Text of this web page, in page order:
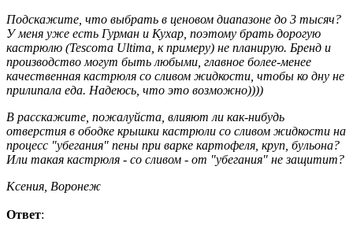
Подскажите, что выбрать в ценовом диапазоне до 3 тысяч?
У меня уже есть Гурман и Кухар, поэтому брать дорогую
кастрюлю (Tescoma Ultima, к примеру) не планирую. Бренд и
производство могут быть любыми, главное более-менее
качественная кастрюля со сливом жидкости, чтобы ко дну не
прилипала еда. Надеюсь, что это возможно))))
B расскажите, пожалуйста, влияют ли как-нибудь
отверстия в ободке крышки кастрюли со сливом жидкости на
процесс "убегания" пены при варке картофеля, круп, бульона?
Или такая кастрюля - со сливом - от "убегания" не защитит?
Ксения, Воронеж
Ответ: